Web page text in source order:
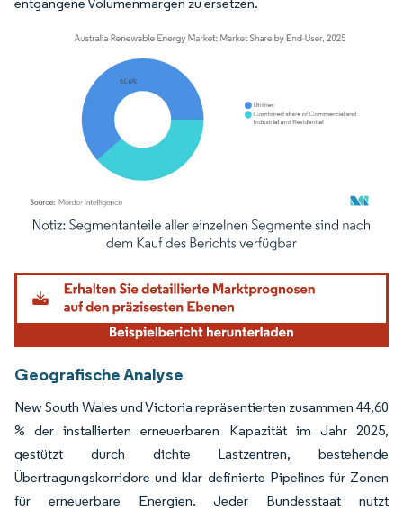
Bild © Mordor Intelligence. Wiederverwendung erfordert Namensnennung
Geografische Analyse
New South Wales und Victoria repräsentierten zusammen 44,60
% der installierten erneuerbaren Kapazität im Jahr 2025,
gestützt durch dichte Lastzentren, bestehende
Übertragungskorridore und klar definierte Pipelines für Zonen
für erneuerbare Energien. Jeder Bundesstaat nutzt